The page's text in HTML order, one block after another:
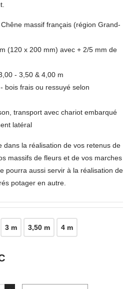
Chêne massif français (région Grand-
(120 x 200 mm) avec + 2/5 mm de
- 3,50 & 4,00 m
bois frais ou ressuyé selon
transport avec chariot embarqué
latéral
dans la réalisation de vos retenus de
massifs de fleurs et de vos marches
pourra aussi servir à la réalisation de
potager en autre.
3 m 3,50 m 4 m